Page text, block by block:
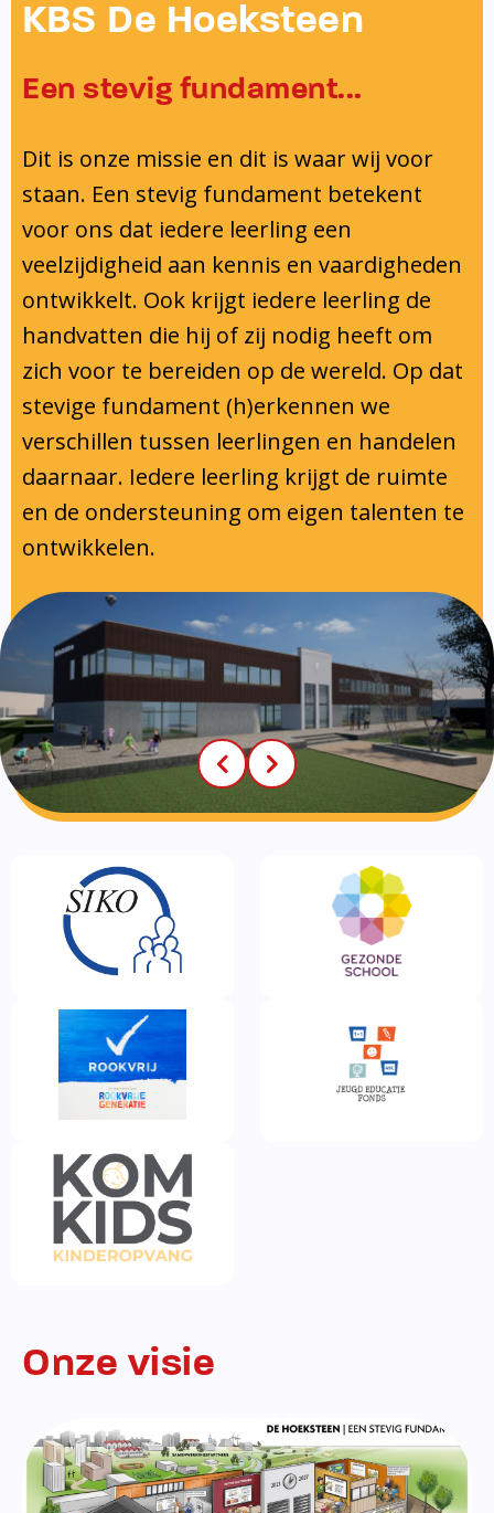
Onderwijsinspectie
KBS De Hoeksteen
Een stevig fundament...
Dit is onze missie en dit is waar wij voor
staan. Een stevig fundament betekent
voor ons dat iedere leerling een
veelzijdigheid aan kennis en vaardigheden
ontwikkelt. Ook krijgt iedere leerling de
handvatten die hij of zij nodig heeft om
zich voor te bereiden op de wereld. Op dat
stevige fundament (h)erkennen we
verschillen tussen leerlingen en handelen
daarnaar. Iedere leerling krijgt de ruimte
en de ondersteuning om eigen talenten te
ontwikkelen.
Onze visie